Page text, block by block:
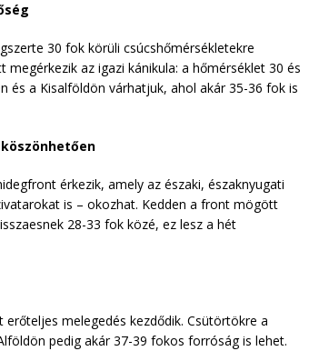
30 fok körüli csúcshőmérsékletekre
az igazi kánikula: a hőmérséklet 30 és
és a Kisalföldön várhatjuk, ahol akár 35-36 fok is
érkezik, amely az északi, északnyugati
is – okozhat. Kedden a front mögött
28-33 fok közé, ez lesz a hét
melegedés kezdődik. Csütörtökre a
pedig akár 37-39 fokos forróság is lehet.